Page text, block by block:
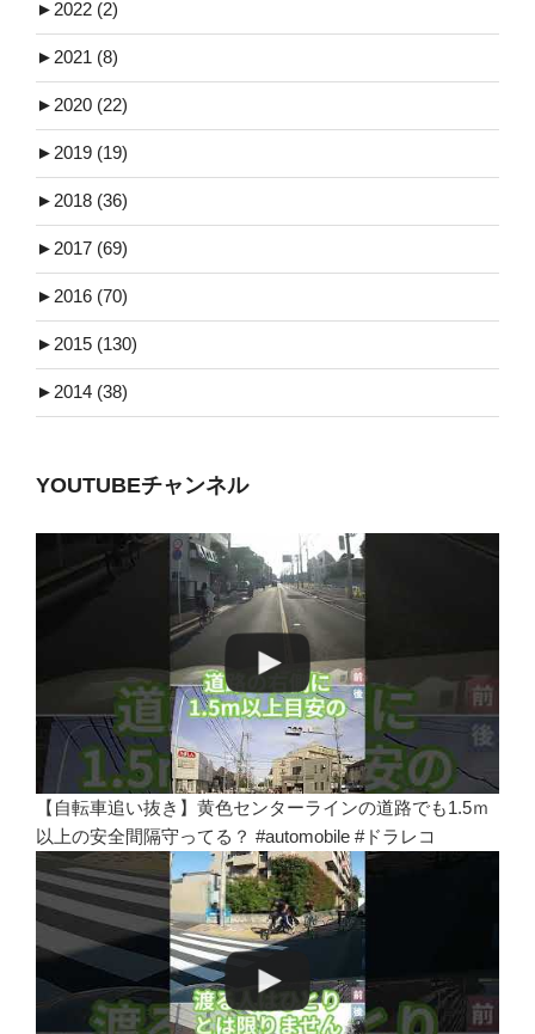
► 2022 (2)
► 2021 (8)
► 2020 (22)
► 2019 (19)
► 2018 (36)
► 2017 (69)
► 2016 (70)
► 2015 (130)
► 2014 (38)
YOUTUBEチャンネル
【自転車追い抜き】黄色センターラインの道路でも1.5ｍ
以上の安全間隔守ってる？ #automobile #ドラレコ